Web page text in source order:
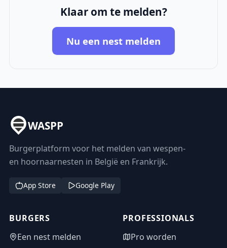
Klaar om te melden?
Nu een nest melden
WASPP
Burgerplatform voor het melden van wespen-
en hoornaarnesten in België en Frankrijk.
App Store Google Play
BURGERS
Een nest melden
PROFESSIONALS
Pro worden